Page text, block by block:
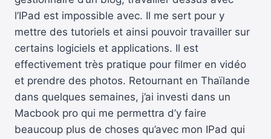
l’IPad est impossible avec. Il me sert pour y
mettre des tutoriels et ainsi pouvoir travailler sur
certains logiciels et applications. Il est
effectivement très pratique pour filmer en vidéo
et prendre des photos. Retournant en Thaïlande
dans quelques semaines, j’ai investi dans un
Macbook pro qui me permettra d’y faire
beaucoup plus de choses qu’avec mon IPad qui